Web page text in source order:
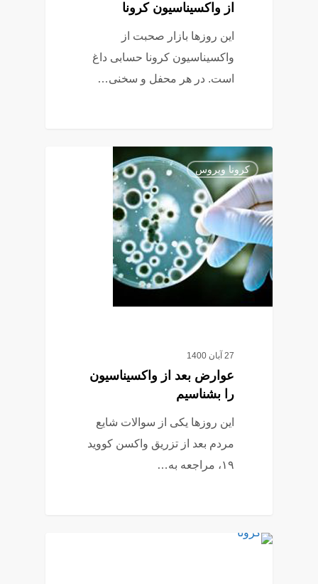
از واکسیناسیون کرونا
این روزها بازار صحبت از
واکسیناسیون کرونا حسابی داغ
است. در هر محفل و سخنی…
کرونا ویروس
27 آبان 1400
عوارض بعد از واکسیناسیون
را بشناسیم
این روزها یکی از سوالات شایع
مردم بعد از تزریق واکسن کووید
۱۹، مراجعه به…
7